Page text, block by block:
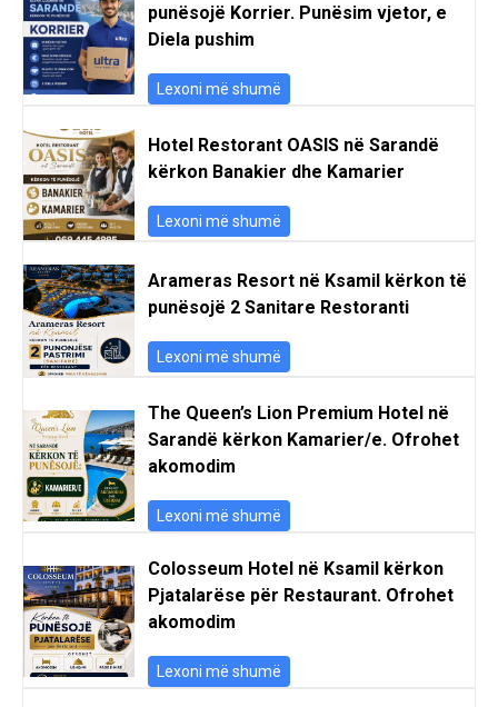
punësojë Korrier. Punësim vjetor, e
Diela pushim
Lexoni më shumë
Hotel Restorant OASIS në Sarandë
kërkon Banakier dhe Kamarier
Lexoni më shumë
Arameras Resort në Ksamil kërkon të
punësojë 2 Sanitare Restoranti
Lexoni më shumë
The Queen’s Lion Premium Hotel në
Sarandë kërkon Kamarier/e. Ofrohet
akomodim
Lexoni më shumë
Colosseum Hotel në Ksamil kërkon
Pjatalarëse për Restaurant. Ofrohet
akomodim
Lexoni më shumë